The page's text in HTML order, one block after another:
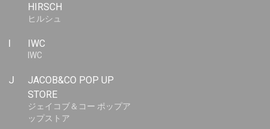
HIRSCH
ヒルシュ
I IWC
IWC
J
JACOB&CO POP UP
STORE
ジェイコブ＆コー ポップア
ップストア